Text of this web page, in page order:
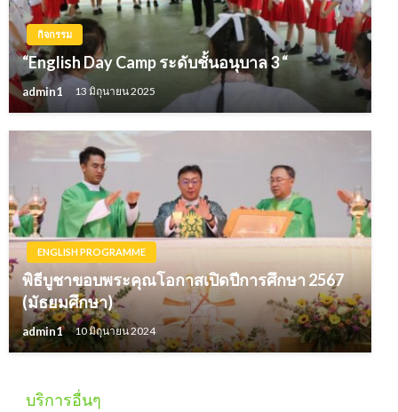
กิจกรรม
“English Day Camp ระดับชั้นอนุบาล 3 “
admin1 13 มิถุนายน 2025
ENGLISH PROGRAMME
พิธีบูชาขอบพระคุณโอกาสเปิดปีการศึกษา 2567
(มัธยมศึกษา)
admin1 10 มิถุนายน 2024
บริการอื่นๆ